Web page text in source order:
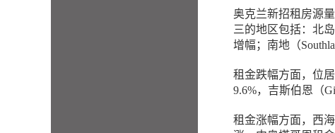
奥克兰新招租房源
三的地区包括：北
增幅；南地（
租金跌幅方面，位
9.6%，吉斯伯恩（
租金涨幅方面，西